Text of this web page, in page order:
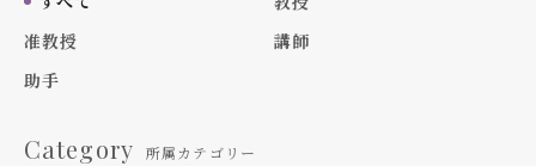
准教授
講師
助手
Category 所属カテゴリー